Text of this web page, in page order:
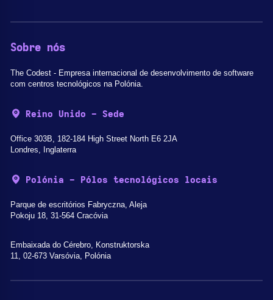
Sobre nós
The Codest - Empresa internacional de desenvolvimento de software
com centros tecnológicos na Polónia.
Reino Unido - Sede
Office 303B, 182-184 High Street North E6 2JA
Londres, Inglaterra
Polónia - Pólos tecnológicos locais
Parque de escritórios Fabryczna, Aleja
Pokoju 18, 31-564 Cracóvia
Embaixada do Cérebro, Konstruktorska
11, 02-673 Varsóvia, Polónia